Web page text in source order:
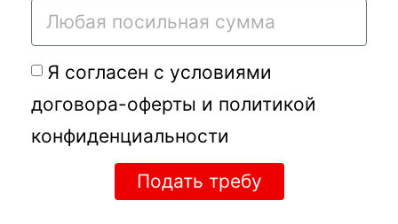
Я согласен с условиями
договора-оферты и политикой
конфиденциальности
Подать требу